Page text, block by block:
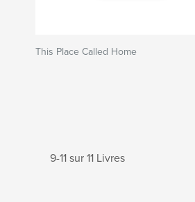
This Place Called Home
9-11 sur 11 Livres